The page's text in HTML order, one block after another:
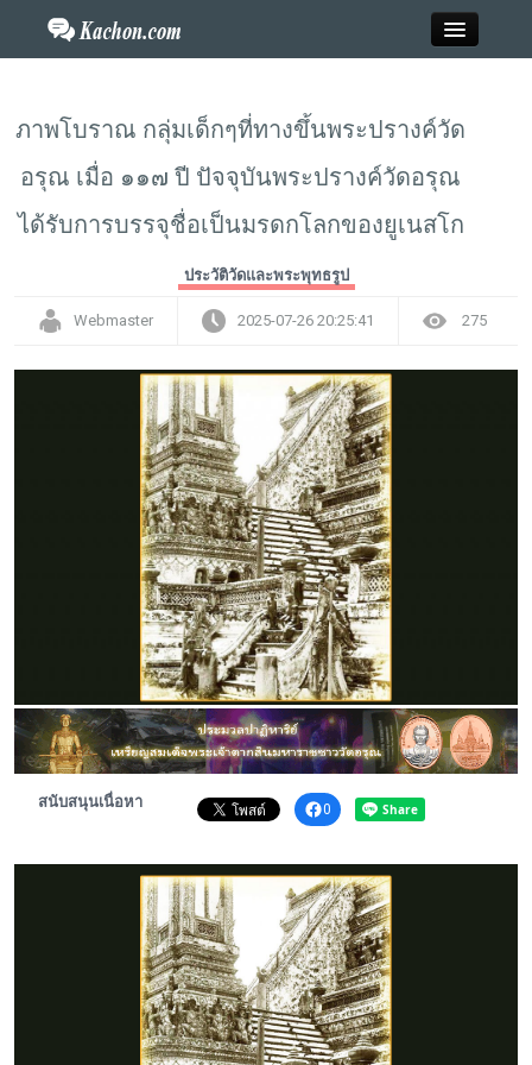
Home
ข่าว
กะฉ่อนพระเครื่อง
ไลฟ์สไตล์
สังคมออนไลน์
พระดอทกะฉ่อน
กะฉ่อนช้อปปิ้ง
ติดต่อ
ภาพโบราณ กลุ่มเด็กๆที่ทางขึ้นพระปรางค์วัด
อรุณ เมื่อ ๑๑๗ ปี ปัจจุบันพระปรางค์วัดอรุณ
ได้รับการบรรจุชื่อเป็นมรดกโลกของยูเนสโก
ประวัติวัดและพระพุทธรูป
Webmaster 2025-07-26 20:25:41 275
สนับสนุนเนื่อหา 0